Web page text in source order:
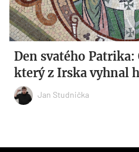
Den svatého Patrika:
který z Irska vyhnal
Jan Studnička